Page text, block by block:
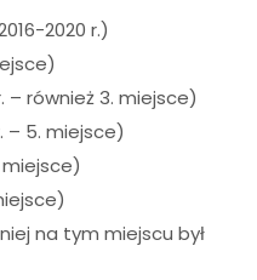
2020 r.)
– również 3. miejsce)
– 5. miejsce)
miejsce)
na tym miejscu był